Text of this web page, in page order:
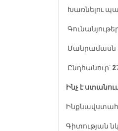
Խառնելու
Մանրամասն
️ Ընդհանուր՝
Ինչ է
Գիտության